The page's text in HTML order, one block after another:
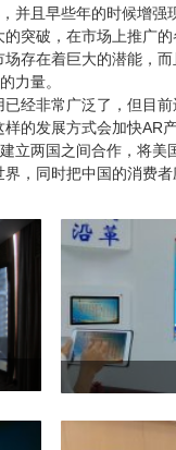
并且早些年的时候增强
突破，在市场上推广
存在着巨大的潜能，
力量。
非常广泛了，但目前
的发展方式会加快AR
立两国之间合作，将美
，同时把中国的消费